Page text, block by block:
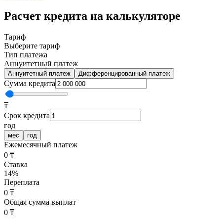
Расчет кредита на калькуляторе
Тариф
Выберите тариф
Тип платежа
Аннуитетный платеж
Аннуитетный платеж Дифференцированный платеж
Сумма кредита
₸
Срок кредита
год
мес год
Ежемесячный платеж
0 ₸
Ставка
14%
Переплата
0 ₸
Общая сумма выплат
0 ₸